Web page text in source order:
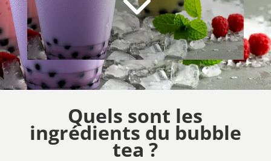
Quels sont les
ingrédients du bubble
tea ?